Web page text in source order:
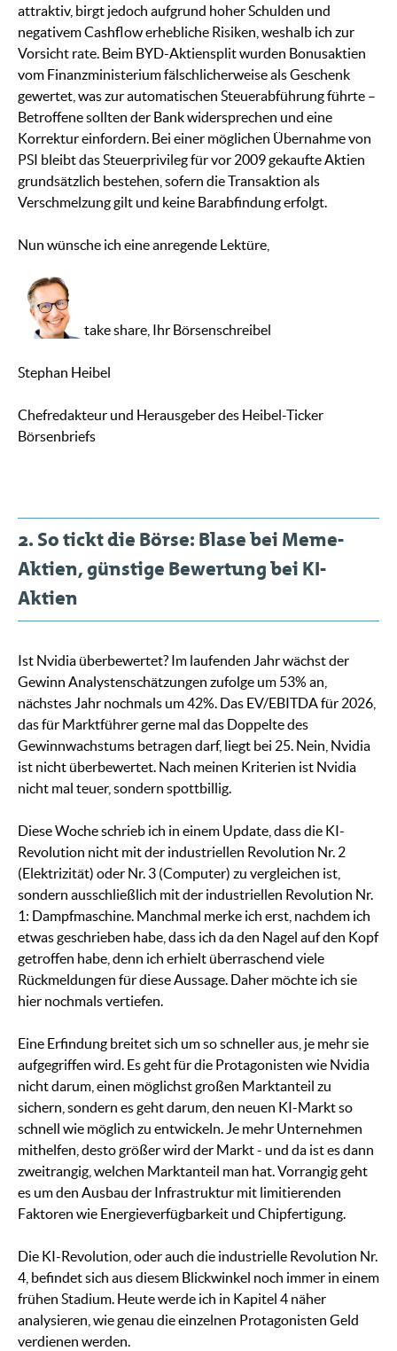
attraktiv, birgt jedoch aufgrund hoher Schulden und
negativem Cashflow erhebliche Risiken, weshalb ich zur
Vorsicht rate. Beim BYD-Aktiensplit wurden Bonusaktien
vom Finanzministerium fälschlicherweise als Geschenk
gewertet, was zur automatischen Steuerabführung führte –
Betroffene sollten der Bank widersprechen und eine
Korrektur einfordern. Bei einer möglichen Übernahme von
PSI bleibt das Steuerprivileg für vor 2009 gekaufte Aktien
grundsätzlich bestehen, sofern die Transaktion als
Verschmelzung gilt und keine Barabfindung erfolgt.
Nun wünsche ich eine anregende Lektüre,
take share, Ihr Börsenschreibel
Stephan Heibel
Chefredakteur und Herausgeber des Heibel-Ticker
Börsenbriefs
2. So tickt die Börse: Blase bei Meme-
Aktien, günstige Bewertung bei KI-
Aktien
Ist Nvidia überbewertet? Im laufenden Jahr wächst der
Gewinn Analystenschätzungen zufolge um 53% an,
nächstes Jahr nochmals um 42%. Das EV/EBITDA für 2026,
das für Marktführer gerne mal das Doppelte des
Gewinnwachstums betragen darf, liegt bei 25. Nein, Nvidia
ist nicht überbewertet. Nach meinen Kriterien ist Nvidia
nicht mal teuer, sondern spottbillig.
Diese Woche schrieb ich in einem Update, dass die KI-
Revolution nicht mit der industriellen Revolution Nr. 2
(Elektrizität) oder Nr. 3 (Computer) zu vergleichen ist,
sondern ausschließlich mit der industriellen Revolution Nr.
1: Dampfmaschine. Manchmal merke ich erst, nachdem ich
etwas geschrieben habe, dass ich da den Nagel auf den Kopf
getroffen habe, denn ich erhielt überraschend viele
Rückmeldungen für diese Aussage. Daher möchte ich sie
hier nochmals vertiefen.
Eine Erfindung breitet sich um so schneller aus, je mehr sie
aufgegriffen wird. Es geht für die Protagonisten wie Nvidia
nicht darum, einen möglichst großen Marktanteil zu
sichern, sondern es geht darum, den neuen KI-Markt so
schnell wie möglich zu entwickeln. Je mehr Unternehmen
mithelfen, desto größer wird der Markt - und da ist es dann
zweitrangig, welchen Marktanteil man hat. Vorrangig geht
es um den Ausbau der Infrastruktur mit limitierenden
Faktoren wie Energieverfügbarkeit und Chipfertigung.
Die KI-Revolution, oder auch die industrielle Revolution Nr.
4, befindet sich aus diesem Blickwinkel noch immer in einem
frühen Stadium. Heute werde ich in Kapitel 4 näher
analysieren, wie genau die einzelnen Protagonisten Geld
verdienen werden.